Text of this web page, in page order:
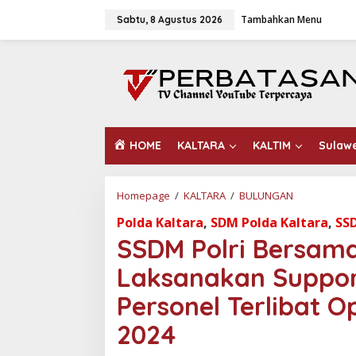
Sabtu, 8 Agustus 2026 Tambahkan Menu
HOME KALTARA KALTIM
Homepage / KALTARA / BULUNGAN
D
P
l
i
Polda Kaltara, SDM Polda Kaltara,
SSDM Polri
Laksanakan
Personel Terlibat
2024